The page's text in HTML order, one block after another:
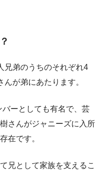
兄弟のうちのそれぞれ4
が弟にあたります。
ーとしても有名で、芸
さんがジャニーズに入所
在です。
兄として家族を支えるこ